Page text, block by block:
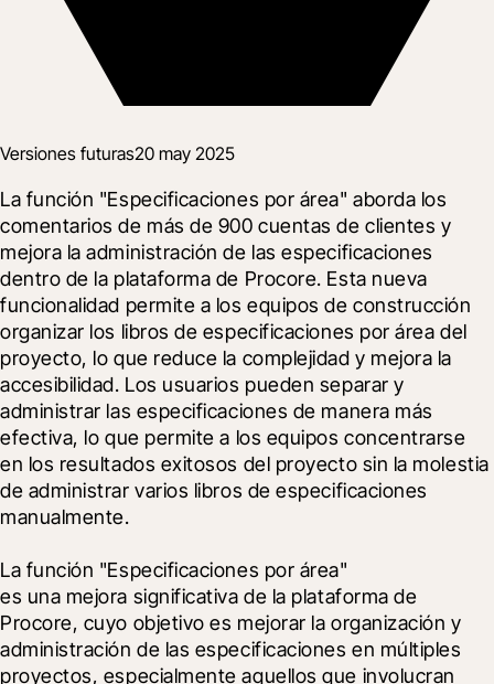
Versiones futuras20 may 2025
La función "Especificaciones por área" aborda los
comentarios de más de 900 cuentas de clientes y
mejora la administración de las especificaciones
dentro de la plataforma de Procore. Esta nueva
funcionalidad permite a los equipos de construcción
organizar los libros de especificaciones por área del
proyecto, lo que reduce la complejidad y mejora la
accesibilidad. Los usuarios pueden separar y
administrar las especificaciones de manera más
efectiva, lo que permite a los equipos concentrarse
en los resultados exitosos del proyecto sin la molestia
de administrar varios libros de especificaciones
manualmente.
La función "Especificaciones por área"
es una mejora significativa de la plataforma de
Procore, cuyo objetivo es mejorar la organización y
administración de las especificaciones en múltiples
proyectos, especialmente aquellos que involucran